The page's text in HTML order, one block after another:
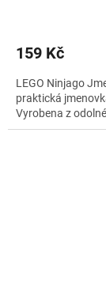
159 Kč
LEGO Ninjago
praktická
Vyrobena z